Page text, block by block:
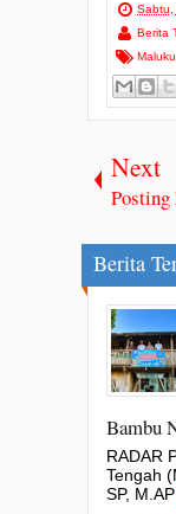
Sabtu,
Berita
Next
Berita
Bambu
RADAR
Tengah
SP, M.AP